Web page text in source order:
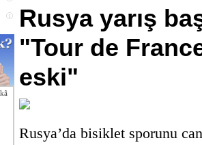
Rusya yarış
"Tour de
eski"
Rusya’da bisiklet sporunu